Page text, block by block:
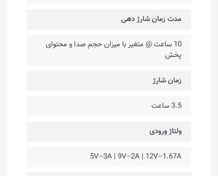
مدت زمان شارژ دهی
10 ساعت @ متغیر با میزان حجم صدا و محتوای
پخش
زمان شارژ
3.5 ساعت
ولتاژ ورودی
5V⎓3A | 9V⎓2A | 12V⎓1.67A